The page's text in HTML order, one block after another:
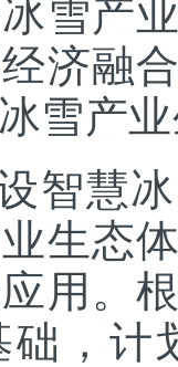
雪产
济融
雪产
智慧
生态
用。
，计